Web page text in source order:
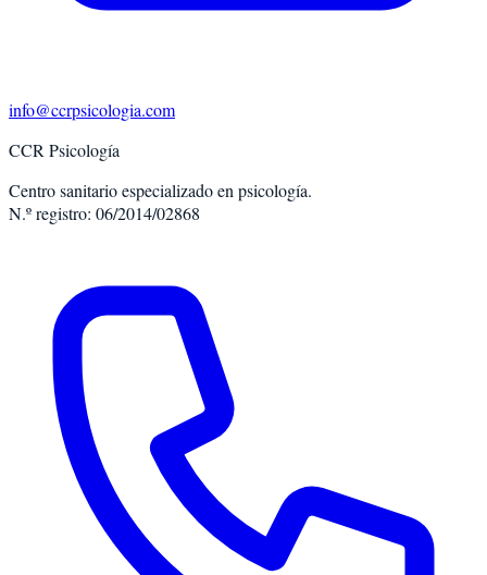
info@ccrpsicologia.com
CCR Psicología
Centro sanitario especializado en psicología.
N.º registro: 06/2014/02868